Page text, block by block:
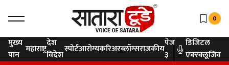
0
मुख्य
पान महाराष्ट्रदेश
विदेशस्पोर्टआरोग्यकरिअरब्लॉग्सराजकीयपेज
३
डिजिटल
एक्स्क्लूजिव